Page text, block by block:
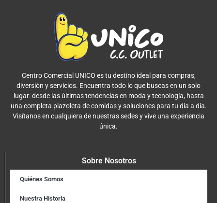
Centro Comercial UNICO es tu destino ideal para compras,
diversión y servicios. Encuentra todo lo que buscas en un solo
lugar: desde las últimas tendencias en moda y tecnología, hasta
una completa plazoleta de comidas y soluciones para tu día a día.
Visítanos en cualquiera de nuestras sedes y vive una experiencia
única.
Sobre Nosotros
Quiénes Somos
Nuestra Historia